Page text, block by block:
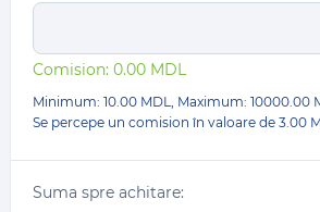
Comision: 0.00 MDL
Minimum: 10.00 MDL, Maximum: 10000.00
Se percepe un comision în valoare de 3.00
Suma spre achitare: